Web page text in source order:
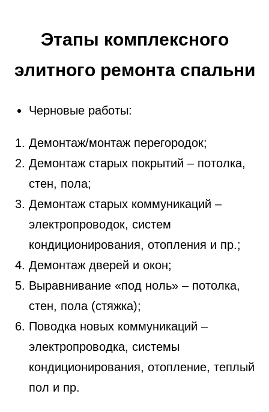
Этапы комплексного
элитного ремонта спальни
Черновые работы:
Демонтаж/монтаж перегородок;
Демонтаж старых покрытий – потолка,
стен, пола;
Демонтаж старых коммуникаций –
электропроводок, систем
кондиционирования, отопления и пр.;
Демонтаж дверей и окон;
Выравнивание «под ноль» – потолка,
стен, пола (стяжка);
Поводка новых коммуникаций –
электропроводка, системы
кондиционирования, отопление, теплый
пол и пр.